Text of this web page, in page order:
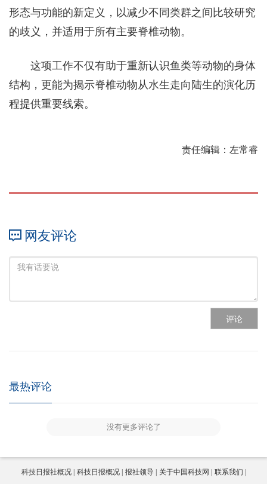
形态与功能的新定义，以减少不同类群之间比较研究
的歧义，并适用于所有主要脊椎动物。
这项工作不仅有助于重新认识鱼类等动物的身体
结构，更能为揭示脊椎动物从水生走向陆生的演化历
程提供重要线索。
责任编辑：左常睿
网友评论
评论
最热评论
没有更多评论了
科技日报社概况 科技日报概况 报社领导 关于中国科技网 联系我们